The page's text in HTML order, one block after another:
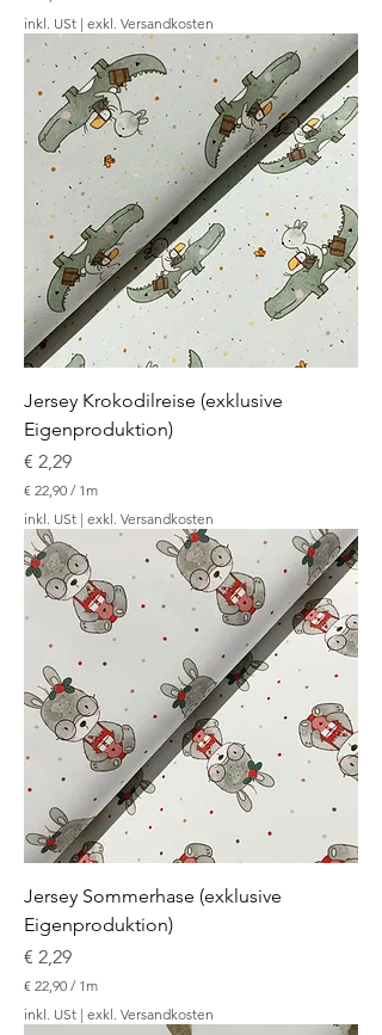
€
0
p
t
inkl. USt | exkl. Versandkosten
Jersey Krokodilreise (exklusive
Eigenproduktion)
Preis
€ 2,29
€ 22,90 / 1m
€
2
2
0
1
t
r
inkl. USt | exkl. Versandkosten
Jersey Sommerhase (exklusive
Eigenproduktion)
Preis
€ 2,29
€ 22,90 / 1m
€
inkl. USt | exkl. Versandkosten